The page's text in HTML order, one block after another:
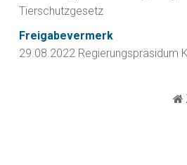
Tierschutzgesetz
Freigabevermerk
29.08.2022 Regierungspräsidum